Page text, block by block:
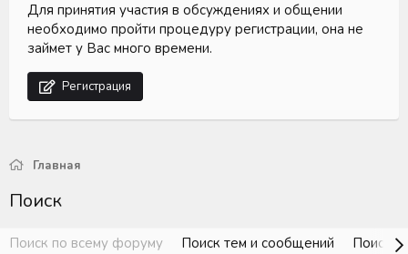
Для принятия участия в обсуждениях и общении
необходимо пройти процедуру регистрации, она не
займет у Вас много времени.
Регистрация
Главная
Поиск
Поиск по всему форуму Поиск тем и сообщений
Поиск